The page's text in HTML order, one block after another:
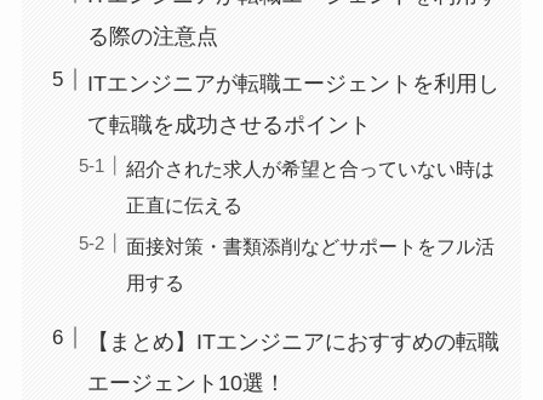
る際の注意点
ITエンジニアが転職エージェントを利用し
て転職を成功させるポイント
紹介された求人が希望と合っていない時は
正直に伝える
面接対策・書類添削などサポートをフル活
用する
【まとめ】ITエンジニアにおすすめの転職
エージェント10選！